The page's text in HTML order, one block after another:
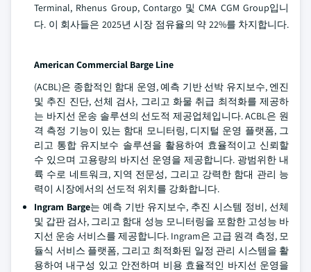
Terminal, Rhenus Group, Contargo 및 CMA CGM Group입니
다. 이 회사들은 2025년 시장 점유율의 약 22%를 차지합니다.
American Commercial Barge Line
(ACBL)은 종합적인 함대 운영, 예측 기반 선박 유지보수, 엔진
및 추진 진단, 선체 검사, 그리고 화물 취급 최적화를 제공하
는 바지선 운송 솔루션의 선도적 제공업체입니다. ACBL은 원
격 측정 기능이 있는 함대 모니터링, 디지털 운영 플랫폼, 그
리고 통합 유지보수 솔루션을 활용하여 효율적이고 신뢰할
수 있으며 고용량의 바지선 운영을 제공합니다. 광범위한 내
륙 수로 네트워크, 지역 전문성, 그리고 강력한 함대 관리 능
력이 시장에서의 선도적 위치를 강화합니다.
Ingram Barge는 예측 기반 유지보수, 추진 시스템 정비, 선체
및 갑판 검사, 그리고 함대 성능 모니터링을 포함한 고성능 바
지선 운송 서비스를 제공합니다. Ingram은 고급 원격 측정, 모
듈식 서비스 플랫폼, 그리고 최적화된 일정 관리 시스템을 활
용하여 내구성 있고 안전하며 비용 효율적인 바지선 운영을